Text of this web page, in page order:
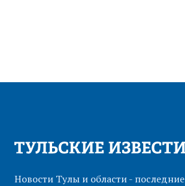
Новости Тулы и области - последние